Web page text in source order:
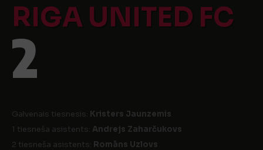
RIGA UNITED FC
2
Galvenais tiesnesis: Kristers Jaunzemis
1 tiesneša asistents: Andrejs Zaharčukovs
2 tiesneša asistents: Romāns Uzlovs